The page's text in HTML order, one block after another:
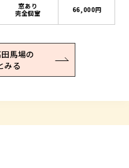
窓あり
完全個室
66,000円
馬場の
みる